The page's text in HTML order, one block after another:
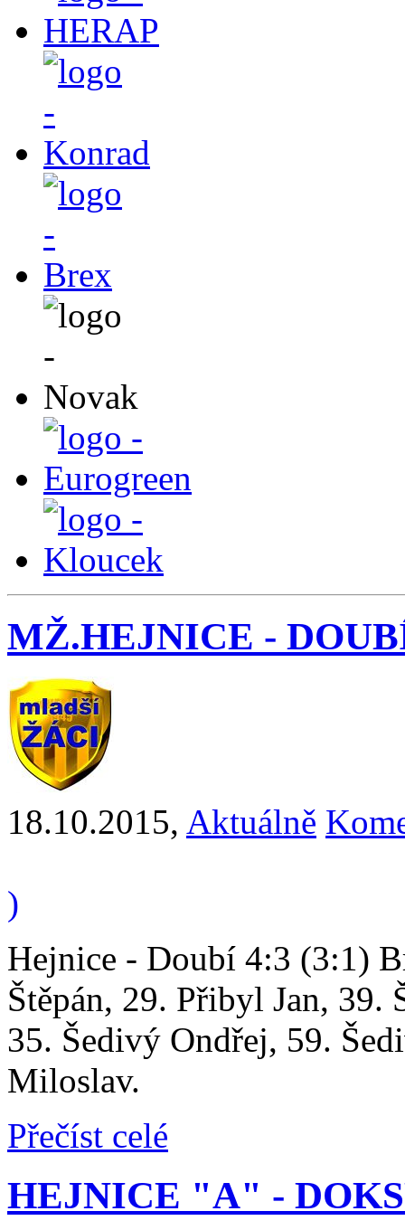
MŽ.HEJNICE -
18.10.2015, Aktuálně
)
Hejnice - Doubí 4:3 (3:1)
Štěpán, 29. Přibyl Jan, 39.
35. Šedivý Ondřej, 59.
Miloslav.
Přečíst celé
HEJNICE "A" -